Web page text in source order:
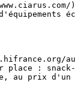
)
place :
au prix